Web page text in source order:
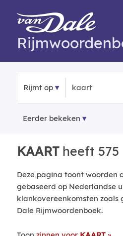
Rijmt op
Eerder bekeken
KAARTheeft 575
Deze pagina toont woorden
gebaseerd op Nederlandse
klankovereenkomsten zoals
Dale Rijmwoordenboek.